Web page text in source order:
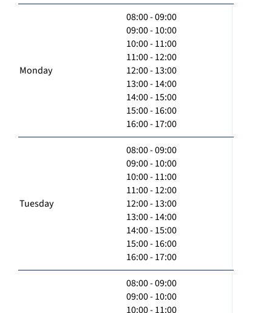
Monday
08:00 - 09:00
09:00 - 10:00
10:00 - 11:00
11:00 - 12:00
12:00 - 13:00
13:00 - 14:00
14:00 - 15:00
15:00 - 16:00
16:00 - 17:00
Tuesday
08:00 - 09:00
09:00 - 10:00
10:00 - 11:00
11:00 - 12:00
12:00 - 13:00
13:00 - 14:00
14:00 - 15:00
15:00 - 16:00
16:00 - 17:00
08:00 - 09:00
09:00 - 10:00
10:00 - 11:00